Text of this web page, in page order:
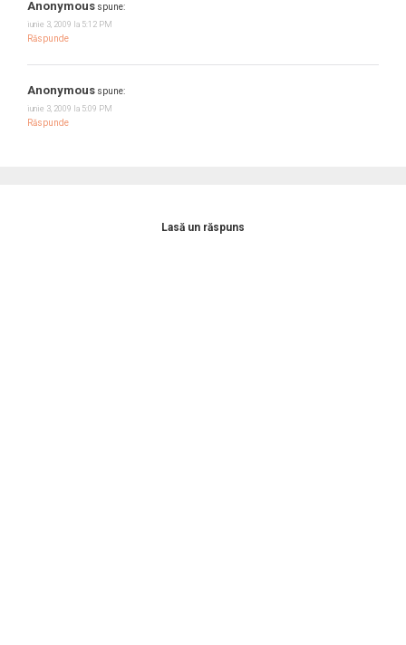
Anonymous spune:
iunie 3, 2009 la 5:12 PM
Răspunde
Anonymous spune:
iunie 3, 2009 la 5:09 PM
Răspunde
Lasă un răspuns